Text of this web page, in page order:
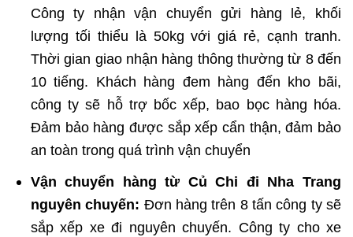
Công ty nhận vận chuyển gửi hàng lẻ, khối
lượng tối thiểu là 50kg với giá rẻ, cạnh tranh.
Thời gian giao nhận hàng thông thường từ 8 đến
10 tiếng. Khách hàng đem hàng đến kho bãi,
công ty sẽ hỗ trợ bốc xếp, bao bọc hàng hóa.
Đảm bảo hàng được sắp xếp cẩn thận, đảm bảo
an toàn trong quá trình vận chuyển
Vận chuyển hàng từ Củ Chi đi Nha Trang
nguyên chuyến: Đơn hàng trên 8 tấn công ty sẽ
sắp xếp xe đi nguyên chuyến. Công ty cho xe